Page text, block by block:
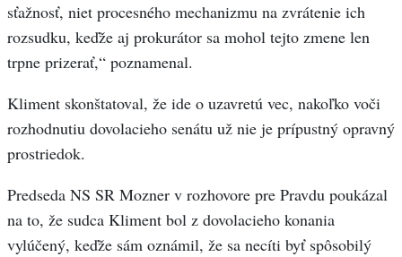
sťažnosť, niet procesného mechanizmu na zvrátenie ich
rozsudku, keďže aj prokurátor sa mohol tejto zmene len
trpne prizerať,“ poznamenal.
Kliment skonštatoval, že ide o uzavretú vec, nakoľko voči
rozhodnutiu dovolacieho senátu už nie je prípustný opravný
prostriedok.
Predseda NS SR Mozner v rozhovore pre Pravdu poukázal
na to, že sudca Kliment bol z dovolacieho konania
vylúčený, keďže sám oznámil, že sa necíti byť spôsobilý